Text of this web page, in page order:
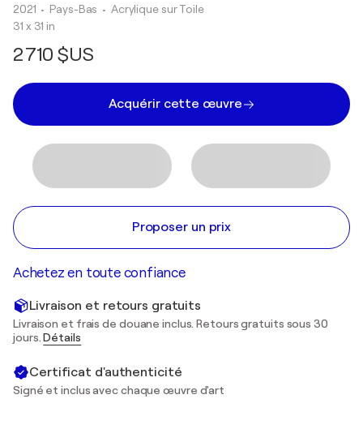
2021 • Pays-Bas • Acrylique sur Toile
31 x 31 in
2 710 $US
Acquérir cette œuvre
Proposer un prix
Achetez en toute confiance
Livraison et retours gratuits
Livraison et frais de douane inclus. Retours gratuits sous 30
jours.Détails
Certificat d'authenticité
Signé et inclus avec chaque œuvre d'art